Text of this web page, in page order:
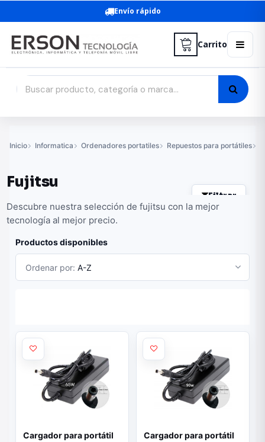
Envío rápido
Carrito
Inicio Informatica Ordenadores portatiles Repuestos para portátiles
Fujitsu
Filtrar
Descubre nuestra selección de fujitsu con la mejor
tecnología al mejor precio.
Productos disponibles
Ordenar por: A-Z
Cargador para portátil
Cargador para portátil